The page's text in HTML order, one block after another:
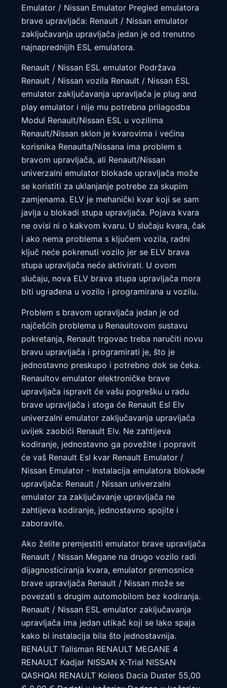
Emulator / Nissan Emulator Pregled emulatora
brave upravljača: Renault / Nissan emulator
zaključavanja upravljača jedan je od trenutno
najnaprednijih ESL emulatora.
Renault / Nissan ESL emulator Podržava
Renault / Nissan vozila Renault / Nissan ESL
emulator zaključavanja upravljača je plug and
play emulator i nije mu potrebna prilagodba
Modul Renault/Nissan ESL u vozilima
Renault/Nissan sklon je kvarovima i većina
korisnika Renaulta/Nissana ima problem s
bravom upravljača, ali Renault/Nissan
univerzalni emulator blokade upravljača može
se koristiti za uklanjanje potrebe za skupim
zamjenama. ELV je mehanički kvar koji se sam
javlja u blokadi stupa upravljača. Pojava kvara
ne ovisi ni o kakvom kvaru. U slučaju kvara, čak
i ako nema problema s ključem vozila, radni
ključ neće pokrenuti vozilo jer se ELV brava
stupa upravljača neće aktivirati. U ovom
slučaju, nova ELV brava stupa upravljača mora
biti ugrađena u vozilo i programirana u vozilu.
Problem s bravom upravljača jedan je od
najčešćih problema u Renaultovom sustavu
pokretanja, Renault trgovac treba naručiti novu
bravu upravljača i programirati je, što je
jednostavno preskupo i potrebno dok se čeka.
Renaultov emulator elektroničke brave
upravljača ispravit će vašu pogrešku u radu
brave upravljača i stoga će Renault Esl Elv
univerzalni emulator zaključavanja upravljača
uvijek zaobići Renault Elv. Ne zahtijeva
kodiranje, jednostavno ga povežite i popravit
će vaš Renault Esl kvar Renault Emulator /
Nissan Emulator - Instalacija emulatora blokade
upravljača: Renault / Nissan univerzalni
emulator za zaključavanje upravljača ne
zahtijeva kodiranje, jednostavno spojite i
zaboravite.
Ako želite premjestiti emulator brave upravljača
Renault / Nissan Megane na drugo vozilo radi
dijagnosticiranja kvara, emulator premosnice
brave upravljača Renault / Nissan može se
povezati s drugim automobilom bez kodiranja.
Renault / Nissan ESL emulator zaključavanja
upravljača ima jedan utikač koji se lako spaja
kako bi instalacija bila što jednostavnija.
RENAULT Talisman RENAULT MEGANE 4
RENAULT Kadjar NISSAN X-Trial NISSAN
QASHQAI RENAULT Koleos Dacia Duster 55,00